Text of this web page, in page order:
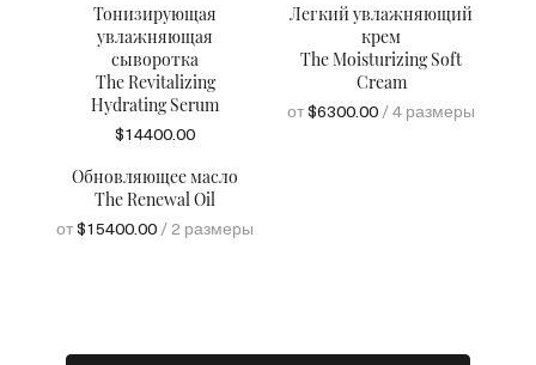
Тонизирующая
увлажняющая
сыворотка
The Revitalizing
Hydrating Serum
$14400.00
Легкий увлажняющий
крем
The Moisturizing Soft
Cream
от$6300.00/ 4 размеры
Обновляющее масло
The Renewal Oil
от$15400.00/ 2 размеры